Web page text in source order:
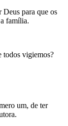
para que os
família.
todos vigiemos?
um, de ter